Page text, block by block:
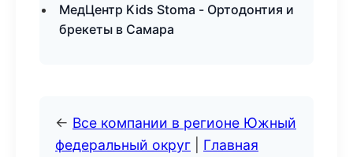
МедЦентр Kids Stoma - Ортодонтия и
брекеты в Самара
← Все компании в регионе Южный
федеральный округ
Главная